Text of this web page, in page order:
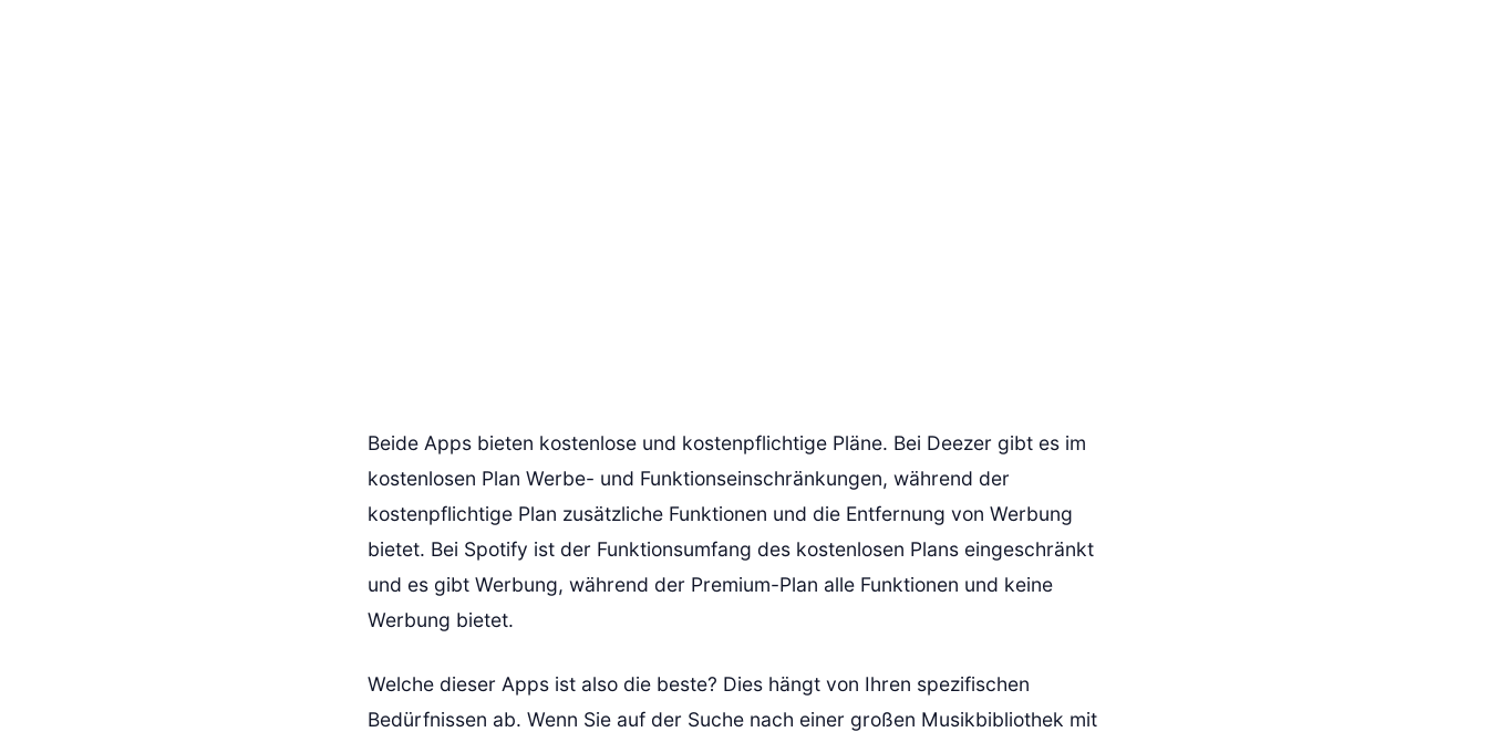
Beide Apps bieten kostenlose und kostenpflichtige Pläne. Bei Deezer gibt es im
kostenlosen Plan Werbe- und Funktionseinschränkungen, während der
kostenpflichtige Plan zusätzliche Funktionen und die Entfernung von Werbung
bietet. Bei Spotify ist der Funktionsumfang des kostenlosen Plans eingeschränkt
und es gibt Werbung, während der Premium-Plan alle Funktionen und keine
Werbung bietet.
Welche dieser Apps ist also die beste? Dies hängt von Ihren spezifischen
Bedürfnissen ab. Wenn Sie auf der Suche nach einer großen Musikbibliothek mit